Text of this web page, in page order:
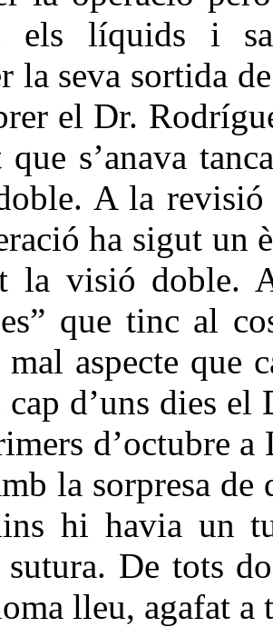
els líquids i
la seva sortida
el Dr.
s’anava
A la revisió
ha sigut un
la visió doble.
que tinc al
mal aspecte que
d’uns dies el
d’octubre
la sorpresa
hi havia un
De tots
lleu, agafat